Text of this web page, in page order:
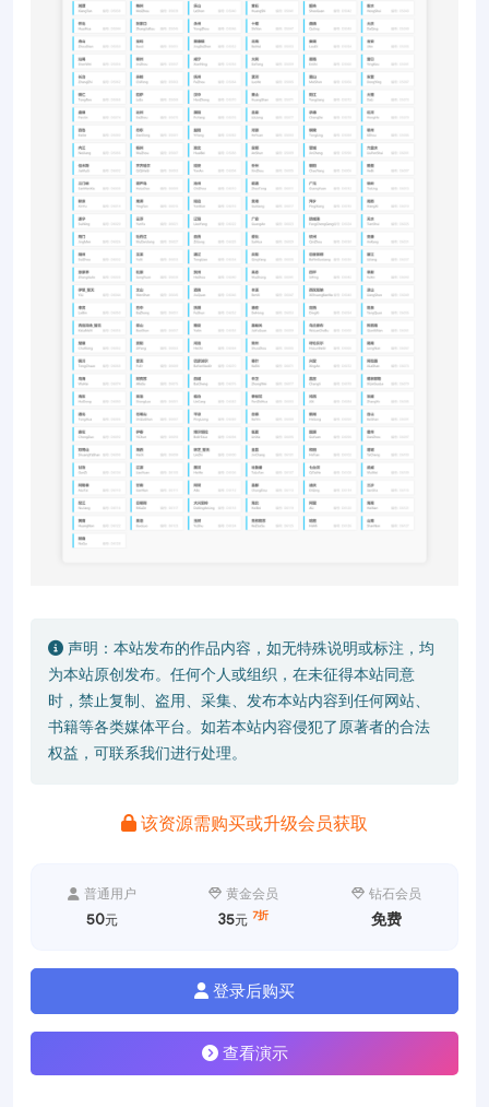
声明：本站发布的作品内容，如无特殊说明或标注，均
为本站原创发布。任何个人或组织，在未征得本站同意
时，禁止复制、盗用、采集、发布本站内容到任何网站、
书籍等各类媒体平台。如若本站内容侵犯了原著者的合法
权益，可联系我们进行处理。
该资源需购买或升级会员获取
普通用户
50元
黄金会员
35元 7折
钻石会员
免费
登录后购买
查看演示